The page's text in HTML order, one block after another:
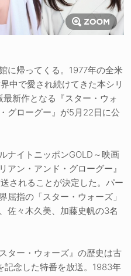
に帰ってくる。1977年の全米
中で愛され続けてきた本シリ
新作となる『スター・ウォ
グローグー』が5月22日に公
ナイトニッポンGOLD～映画
アン・アンド・グローグー』
されることが決定した。パー
屈指の「スター・ウォーズ」
佐々木久美、加藤史帆の3名
ター・ウォーズ』の歴史は古
記念した特番を放送。1983年